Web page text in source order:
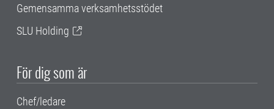
Gemensamma verksamhetsstödet
SLU Holding
För dig som är
Chef/ledare